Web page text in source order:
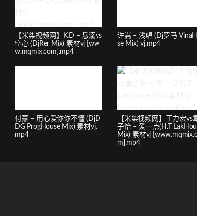
【米柒视频网】K.D – 悬溺vs
空心 (DjRer Mix) 素材vj [ww
w.mqmix.com].mp4
许嵩 – 浅唱 (Dj罗马
se Mix) vj.mp4
付豪 – 用心爱你你不懂 (DjD
DG ProgHouse Mix) 素材vj.
mp4
【米柒视频网】王力宏vs
子怡 – 爱一点(H.T
Mix) 素材vj
m].mp4